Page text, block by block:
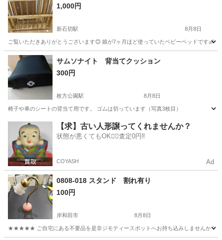
1,000円
新石切駅 8月8日
ご覧いただきありがとうございます😊 娘が7ヶ月ほど使っていたベビーベッドです👶
大阪 東大阪市 新石切駅 ベッド
サムソナイト 背当てクッション
300円
枚方公園駅 8月8日
椅子や車のシートの背当て用です。 ゴムは切っています（写真3枚目）
枚方市 枚方公園駅 その他 サムソナイト
【求】古い人形譲ってくれませんか？
状態が悪くてもOK🙆‍♀️査定0円‼️
COYASH Ad
0808-018 スタンド 割れ有り
100円
岸和田市 8月8日
★★★★★ ご自宅にある不要品を是非ジモティースポットへお持ち込みしませんか？